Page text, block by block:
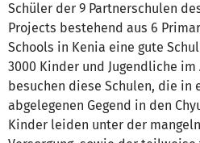
Schüler der 9 Partnerschulen
Projects bestehend aus 6
Schools in Kenia eine gute
3000 Kinder und Jugendliche im
besuchen diese Schulen, die in
abgelegenen Gegend in den
Kinder leiden unter der